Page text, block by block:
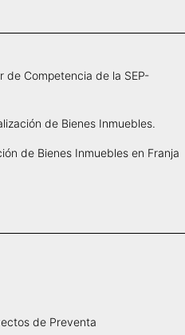
de Competencia de la SEP-
de Bienes Inmuebles.
de Bienes Inmuebles en Franja
de Preventa